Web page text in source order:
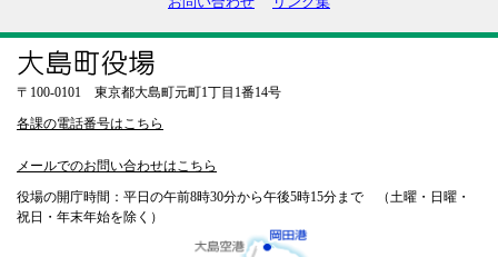
〒100-0101 東京都大島町元町1丁目1番14号
各課の電話番号はこちら
メールでのお問い合わせはこちら
役場の開庁時間：平日の午前8時30分から午後5時15分まで （土曜・日曜・
祝日・年末年始を除く）